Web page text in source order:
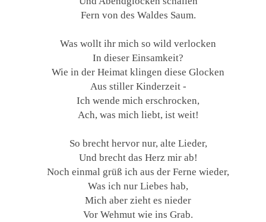
Fern von des Waldes Saum.
Was wollt ihr mich so wild verlocken
In dieser Einsamkeit?
Wie in der Heimat klingen diese Glocken
Aus stiller Kinderzeit -
Ich wende mich erschrocken,
Ach, was mich liebt, ist weit!
So brecht hervor nur, alte Lieder,
Und brecht das Herz mir ab!
Noch einmal grüß ich aus der Ferne wieder,
Was ich nur Liebes hab,
Mich aber zieht es nieder
Vor Wehmut wie ins Grab.